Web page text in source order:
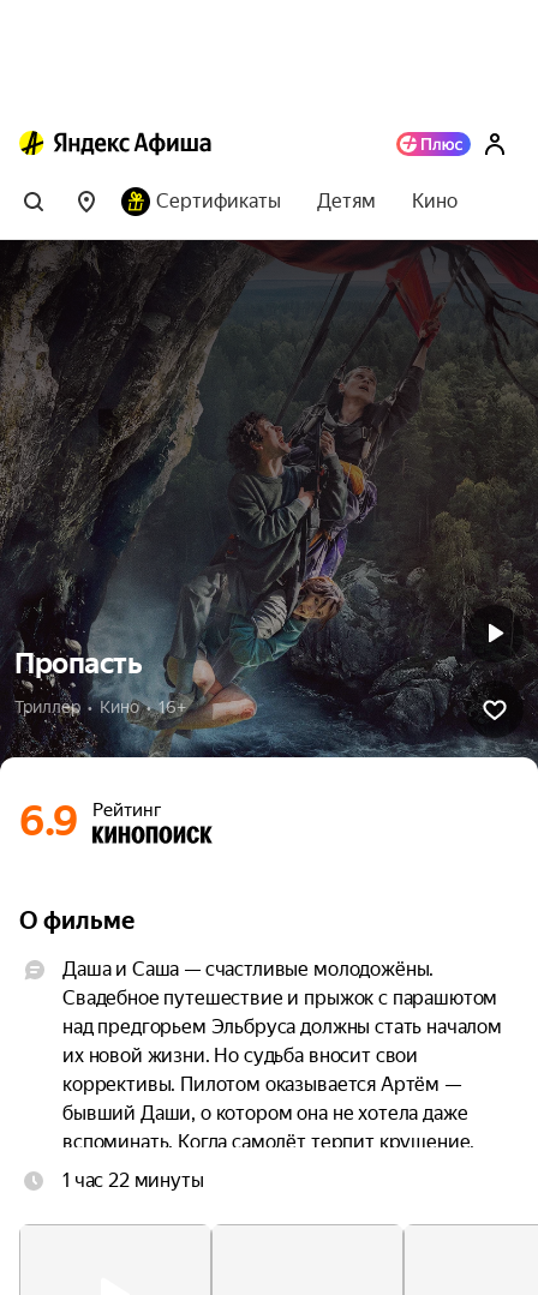
Сертификаты Детям Кино
Пропасть
Триллер  •  Кино  •  16+
6.9 Рейтинг
О фильме
Даша и Саша — счастливые молодожёны.
Свадебное путешествие и прыжок с парашютом
над предгорьем Эльбруса должны стать началом
их новой жизни. Но судьба вносит свои
коррективы. Пилотом оказывается Артём —
бывший Даши, о котором она не хотела даже
вспоминать. Когда самолёт терпит крушение,
троим приходится прыгать без подготовки.
— но оказываются подвешены над горной
1 час 22 минуты